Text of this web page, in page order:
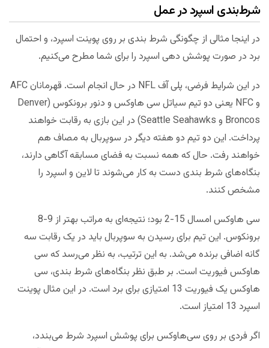
شرط‌‌بندی اسپرد در عمل
در اینجا مثالی از چگونگی شرط بندی بر روی پوینت اسپرد، و احتمال
برد در صورت پوشش دهی اسپرد را برای شما مطرح می‌کنیم.
در این شرایط فرضی، پلی آف NFL در حال انجام است. قهرمانان AFC
و NFC یعنی دو تیم سیاتل سی هاوکس و دنور برونکوس (Denver
Broncos و Seattle Seahawks) در این بازی به رقابت خواهند
پرداخت. این دو تیم دو هفته دیگر در سوپربال به مصاف هم
خواهند رفت. حال که همه نسبت به فضای مسابقه آگاهی دارند،
بنگاه‌های شرط بندی دست به کار می‌شوند تا لاین و اسپرد را
مشخص کنند.
سی هاوکس امسال 15-2 بود؛ نتیجه‌ای به مراتب بهتر از 9-8
برونکوس. این تیم برای رسیدن‌ به سوپربال باید در یک رقابت سه
گانه اضافی برنده می‌شد. به این ترتیب، به نظر می‌رسد که سی
هاوکس فیوریت است. بر طبق نظر بنگاه‌های شرط بندی، سی
هاوکس یک فیوریت 13 امتیازی برای برد است. در این مثال پوینت
اسپرد 13 امتیاز است.
اگر فردی بر روی سی‌هاوکس برای پوشش اسپرد شرط می‌بندد،